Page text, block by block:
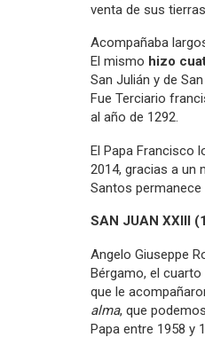
venta de sus
Acompañaba
El mismo hizo
San Julián y de
Fue Terciario
al año de 1292.
El Papa Francisco
2014, gracias a un
Santos
SAN JUAN XXIII
Angelo Giuseppe
Bérgamo, el
que le
alma, que
Papa entre 1958 y